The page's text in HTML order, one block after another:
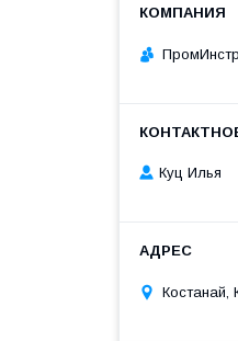
Куц Илья
Костанай,